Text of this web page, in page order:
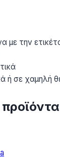
με την
ή σε χαμηλή